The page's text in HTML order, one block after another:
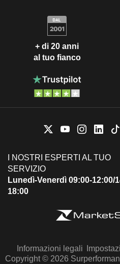
+ di 20 anni
al tuo fianco
I NOSTRI ESPERTI AL TUO
SERVIZIO
Lunedì-Venerdì 09:00-12:00/
18:00
Informazioni legali
Copyright © 2026